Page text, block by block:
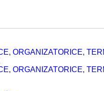
ORGANIZATORICE,
ORGANIZATORICE,